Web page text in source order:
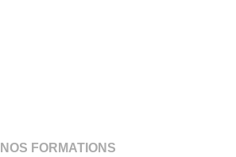
NOS FORMATIONS